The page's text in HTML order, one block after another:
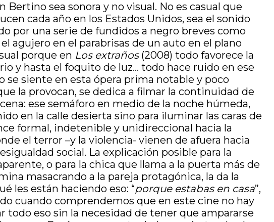
sea sonora y no visual. No es casual que
cada año en los Estados Unidos, sea el sonido
por una serie de fundidos a negro breves como
agujero en el parabrisas de un auto en el plano
porque en Los extraños(2008) todo favorece la
y hasta el foquito de luz… todo hace ruido en ese
se siente en esta ópera prima notable y poco
la provocan, se dedica a filmar la continuidad de
ese semáforo en medio de la noche húmeda,
en la calle desierta sino para iluminar las caras de
formal, indetenible y unidireccional hacia la
el terror –y la violencia- vienen de afuera hacia
social. La explicación posible para la
o para la chica que llama a la puerta más de
masacrando a la pareja protagónica, la da la
les están haciendo eso: “porque estabas en casa”,
cuando comprendemos que en este cine no hay
eso sin la necesidad de tener que ampararse